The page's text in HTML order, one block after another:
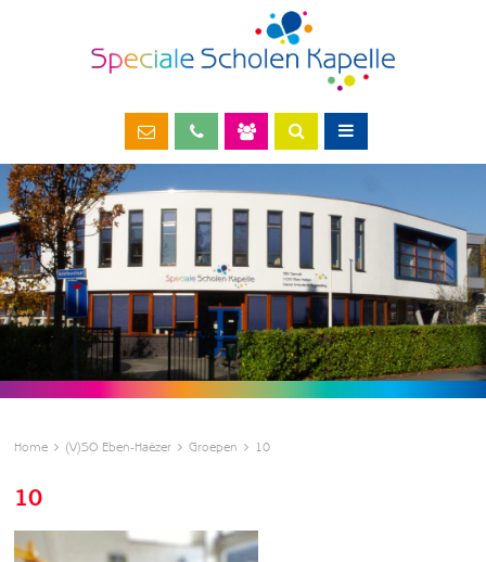
Home (V)SO Eben-Haëzer Groepen 10
10